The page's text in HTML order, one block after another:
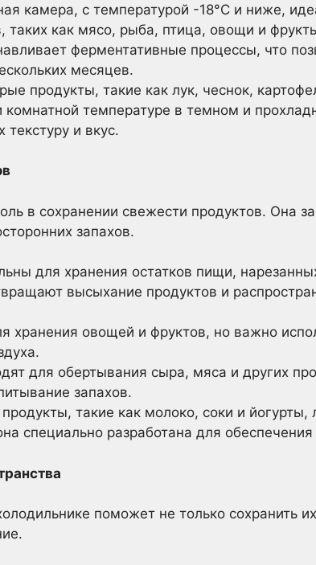
камера, с температурой -18°C и ниже,
таких как мясо, рыба, птица, овощи и
ферментативные процессы, что
месяцев.
продукты, такие как лук, чеснок,
комнатной температуре в темном и
и вкус.
в сохранении свежести продуктов. Она
запахов.
для хранения остатков пищи,
высыхание продуктов и
хранения овощей и фруктов, но важно
для обертывания сыра, мяса и других
запахов.
такие как молоко, соки и йогурты,
специально разработана для
поможет не только сохранить